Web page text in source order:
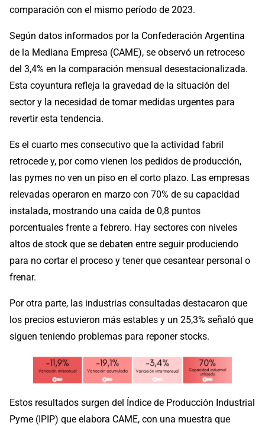
comparación con el mismo período de 2023.
Según datos informados por la Confederación Argentina
de la Mediana Empresa (CAME), se observó un retroceso
del 3,4% en la comparación mensual desestacionalizada.
Esta coyuntura refleja la gravedad de la situación del
sector y la necesidad de tomar medidas urgentes para
revertir esta tendencia.
Es el cuarto mes consecutivo que la actividad fabril
retrocede y, por como vienen los pedidos de producción,
las pymes no ven un piso en el corto plazo. Las empresas
relevadas operaron en marzo con 70% de su capacidad
instalada, mostrando una caída de 0,8 puntos
porcentuales frente a febrero. Hay sectores con niveles
altos de stock que se debaten entre seguir produciendo
para no cortar el proceso y tener que cesantear personal o
frenar.
Por otra parte, las industrias consultadas destacaron que
los precios estuvieron más estables y un 25,3% señaló que
siguen teniendo problemas para reponer stocks.
Estos resultados surgen del Índice de Producción Industrial
Pyme (IPIP) que elabora CAME, con una muestra que